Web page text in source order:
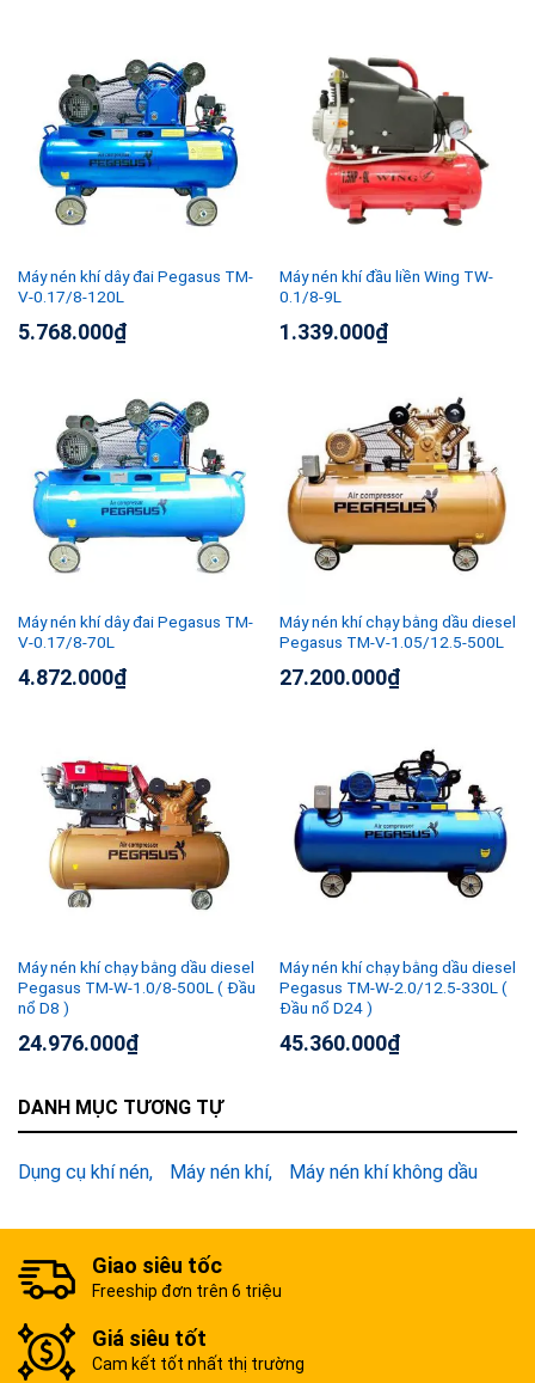
Máy nén khí dây đai Pegasus TM-
V-0.17/8-120L
5.768.000₫
Máy nén khí đầu liền Wing TW-
0.1/8-9L
1.339.000₫
Máy nén khí dây đai Pegasus TM-
V-0.17/8-70L
4.872.000₫
Máy nén khí chạy bằng dầu diesel
Pegasus TM-V-1.05/12.5-500L
27.200.000₫
Máy nén khí chạy bằng dầu diesel
Pegasus TM-W-1.0/8-500L ( Đầu
nổ D8 )
24.976.000₫
Máy nén khí chạy bằng dầu diesel
Pegasus TM-W-2.0/12.5-330L (
Đầu nổ D24 )
45.360.000₫
DANH MỤC TƯƠNG TỰ
Dụng cụ khí nén Máy nén khí Máy nén khí không dầu
Giao siêu tốc
Freeship đơn trên 6 triệu
Giá siêu tốt
Cam kết tốt nhất thị trường